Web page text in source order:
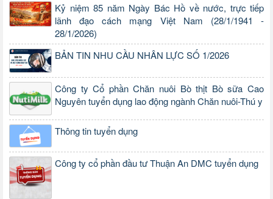
Kỷ niệm 85 năm Ngày Bác Hồ về nước, trực tiếp
lãnh đạo cách mạng Việt Nam (28/1/1941 -
28/1/2026)
BẢN TIN NHU CẦU NHÂN LỰC SỐ 1/2026
Công ty Cổ phần Chăn nuôi Bò thịt Bò sữa Cao
Nguyên tuyển dụng lao động ngành Chăn nuôi-Thú y
Thông tin tuyển dụng
Công ty cổ phần đầu tư Thuận An DMC tuyển dụng